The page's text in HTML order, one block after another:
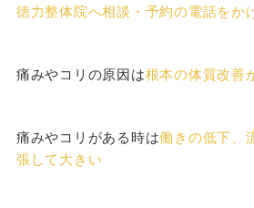
徳力整体院へ相談・予約の電話をか
痛みやコリの原因は根本の体質改善
痛みやコリがある時は働きの低下、
張して大きい